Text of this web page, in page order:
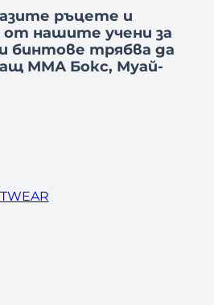
ръцете и
от нашите учени за
бинтове трябва да
ММА Бокс, Муай-